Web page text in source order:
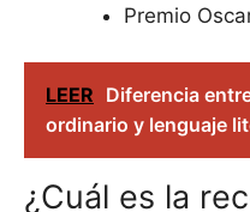
Premio
LEER Diferencia
ordinario y lenguaje
¿Cuál es la